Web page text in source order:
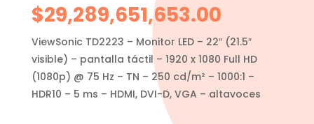
$29,289,651,653.00
ViewSonic TD2223 – Monitor LED – 22″ (21.5″
visible) – pantalla táctil – 1920 x 1080 Full HD
(1080p) @ 75 Hz – TN – 250 cd/m² – 1000:1 –
HDR10 – 5 ms – HDMI, DVI-D, VGA – altavoces